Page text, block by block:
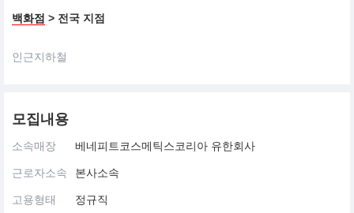
백화점 > 전국 지점
인근지하철
모집내용
소속매장 베네피트코스메틱스코리아 유한회사
근로자소속 본사소속
고용형태 정규직